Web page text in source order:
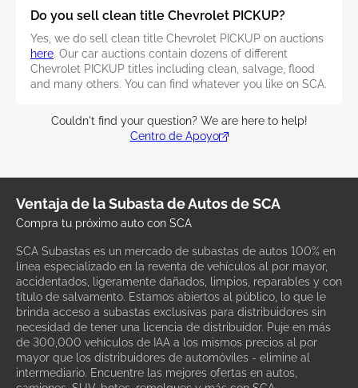
Do you sell clean title Chevrolet PICKUP?
Yes, we do sell clean title Chevrolet PICKUP on auctions
here. Our car auctions contain dozens of different
Chevrolet PICKUP titles including clean, salvage, flood
and many others. You can find whatever you like on SCA.
Couldn't find your question? We are here to help!
Centro de Apoyo
Ventaja de la Subasta de Autos de SCA
Compra tu próximo auto con SCA
SCA Subastas es un mercado de subastas de autos 100% en
línea especializado en la reventa de vehículos al por mayor,
accidentados, ligeramente dañados, limpios, reparables y con
título de salvamento. Estamos abiertos al público, lo que le
brinda acceso a subastas exclusivas para distribuidores sin
necesidad de tener una licencia de distribuidor. Puje en más
de 300,000 vehículos de IAA a los mismos precios al por
mayor que los distribuidores de automóviles - elimine al
intermediario. Encuentre las mejores ofertas en autos,